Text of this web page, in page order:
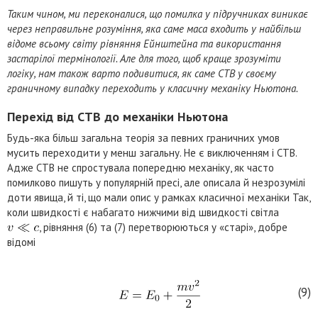
Таким чином, ми переконалися, що помилка у підручниках виникає
через неправильне розуміння, яка саме маса входить у найбільш
відоме всьому світу рівняння Ейнштейна та використання
застарілої термінології. Але для того, щоб краще зрозуміти
логіку, нам також варто подивитися, як саме СТВ у своєму
граничному випадку переходить у класичну механіку Ньютона.
Перехід від СТВ до механіки Ньютона
Будь-яка більш загальна теорія за певних граничних умов
мусить переходити у менш загальну. Не є виключенням і СТВ.
Адже СТВ не спростувала попередню механіку, як часто
помилково пишуть у популярній пресі, але описала й незрозумілі
доти явища, й ті, що мали опис у рамках класичної механіки Так,
коли швидкості є набагато нижчими від швидкості світла
, рівняння (6) та (7) перетворюються у «старі», добре
відомі
(9)